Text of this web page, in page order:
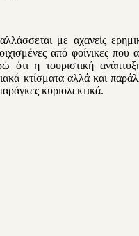
με αχανείς
από φοίνικες που
ότι η τουριστική
κτίσματα αλλά και
κυριολεκτικά.